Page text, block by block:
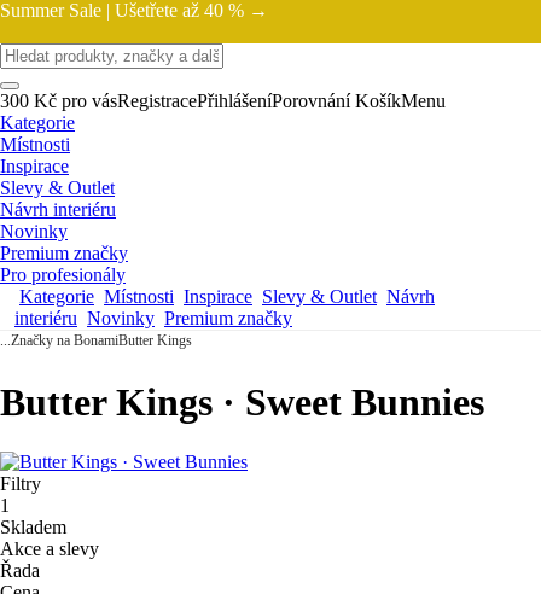
Summer Sale | Ušetřete až 40 % →
300 Kč pro vásRegistracePřihlášeníPorovnání KošíkMenu
Kategorie
Místnosti
Inspirace
Slevy & Outlet
Návrh interiéru
Novinky
Premium značky
Pro profesionály
Kategorie Místnosti Inspirace Slevy & Outlet Návrh
interiéru Novinky Premium značky
...Značky na BonamiButter Kings
Butter Kings · Sweet Bunnies
Filtry
1
Skladem
Akce a slevy
Řada